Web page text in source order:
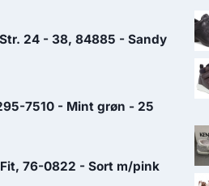
24 - 38, 84885 - Sandy
7510 - Mint grøn - 25
76-0822 - Sort m/pink